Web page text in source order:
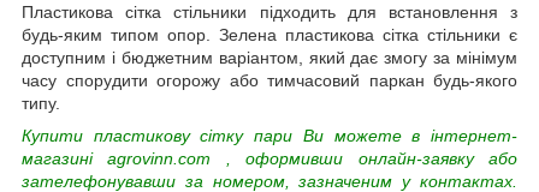
Пластикова сітка стільники підходить для встановлення з
будь-яким типом опор. Зелена пластикова сітка стільники є
доступним і бюджетним варіантом, який дає змогу за мінімум
часу спорудити огорожу або тимчасовий паркан будь-якого
типу.
Купити пластикову сітку пари Ви можете в інтернет-
магазиніagrovinn.com
, оформивши онлайн-заявку або
зателефонувавши за номером, зазначеним у контактах.